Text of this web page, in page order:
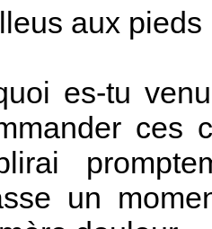
aux
es-tu
ces
un